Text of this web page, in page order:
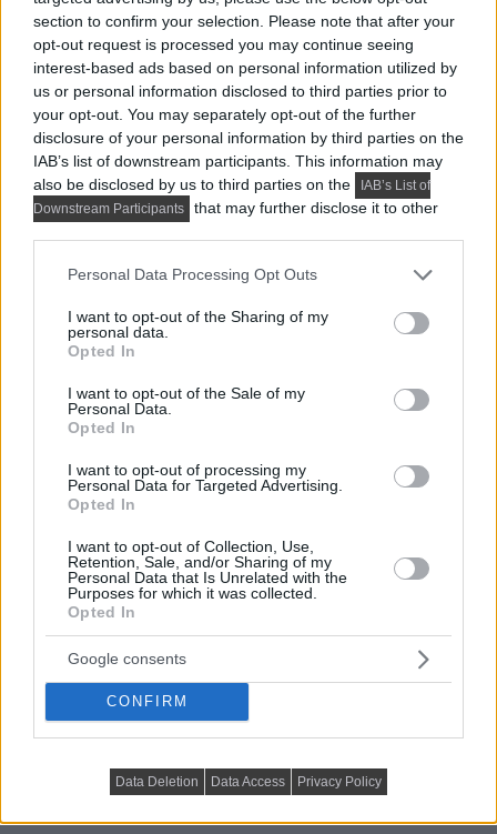
section to confirm your selection. Please note that after your
opt-out request is processed you may continue seeing
interest-based ads based on personal information utilized by
us or personal information disclosed to third parties prior to
your opt-out. You may separately opt-out of the further
disclosure of your personal information by third parties on the
IAB’s list of downstream participants. This information may
also be disclosed by us to third parties on the
IAB’s List of
Downstream Participants
that may further disclose it to other
Please note that this website/app uses one or more Google
not limited to your visit or usage behaviour. You may click to
grant or deny consent to Google and its third-party tags to
use your data for below specified purposes in below Google
consent section.
Personal Data Processing Opt Outs
I want to opt-out of the Sharing of my
personal data.
Opted In
I want to opt-out of the Sale of my
Personal Data.
Opted In
I want to opt-out of processing my
Personal Data for Targeted Advertising.
Opted In
I want to opt-out of Collection, Use,
Retention, Sale, and/or Sharing of my
Personal Data that Is Unrelated with the
Purposes for which it was collected.
Opted In
Google consents
CONFIRM
Data Deletion Data Access Privacy Policy
Kedveled a Lakbermagazint? Állítsd be itt, hogy előrébb
jelenjenek meg cikkeink a Google-találataidban.
praktikus tippek ötletek
tippek Wabi-sabi